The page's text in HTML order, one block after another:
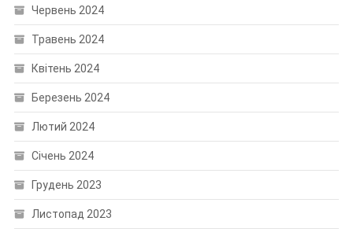
Червень 2024
Травень 2024
Квітень 2024
Березень 2024
Лютий 2024
Січень 2024
Грудень 2023
Листопад 2023